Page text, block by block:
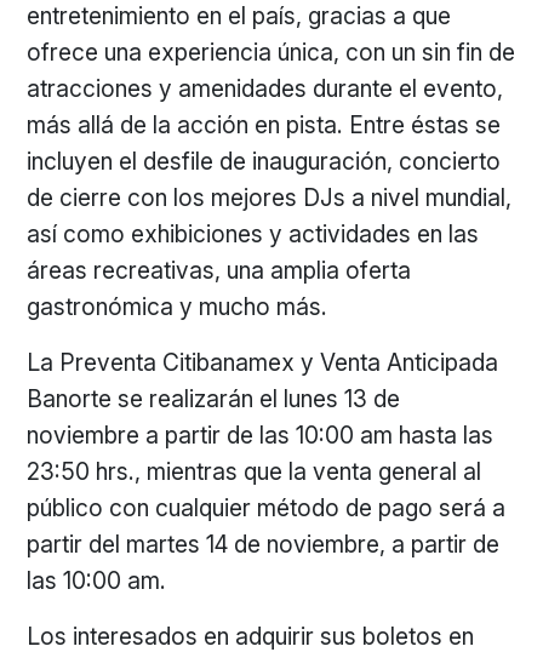
entretenimiento en el país, gracias a que
ofrece una experiencia única, con un sin fin de
atracciones y amenidades durante el evento,
más allá de la acción en pista. Entre éstas se
incluyen el desfile de inauguración, concierto
de cierre con los mejores DJs a nivel mundial,
así como exhibiciones y actividades en las
áreas recreativas, una amplia oferta
gastronómica y mucho más.
La Preventa Citibanamex y Venta Anticipada
Banorte se realizarán el lunes 13 de
noviembre a partir de las 10:00 am hasta las
23:50 hrs., mientras que la venta general al
público con cualquier método de pago será a
partir del martes 14 de noviembre, a partir de
las 10:00 am.
Los interesados en adquirir sus boletos en